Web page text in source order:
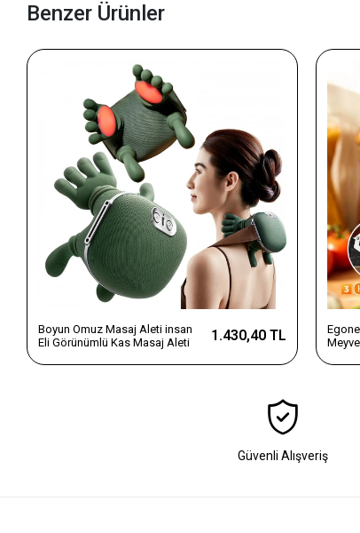
Benzer Ürünler
Boyun Omuz Masaj Aleti insan
Eli Görünümlü Kas Masaj Aleti
1.430,40 TL
Saplı
Güvenli Alışveriş